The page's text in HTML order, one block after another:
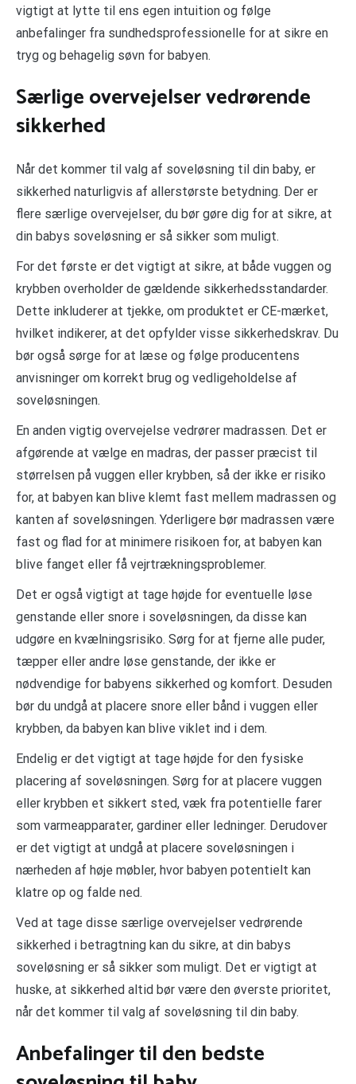
vigtigt at lytte til ens egen intuition og følge
anbefalinger fra sundhedsprofessionelle for at sikre en
tryg og behagelig søvn for babyen.
Særlige overvejelser vedrørende
sikkerhed
Når det kommer til valg af soveløsning til din baby, er
sikkerhed naturligvis af allerstørste betydning. Der er
flere særlige overvejelser, du bør gøre dig for at sikre, at
din babys soveløsning er så sikker som muligt.
For det første er det vigtigt at sikre, at både vuggen og
krybben overholder de gældende sikkerhedsstandarder.
Dette inkluderer at tjekke, om produktet er CE-mærket,
hvilket indikerer, at det opfylder visse sikkerhedskrav. Du
bør også sørge for at læse og følge producentens
anvisninger om korrekt brug og vedligeholdelse af
soveløsningen.
En anden vigtig overvejelse vedrører madrassen. Det er
afgørende at vælge en madras, der passer præcist til
størrelsen på vuggen eller krybben, så der ikke er risiko
for, at babyen kan blive klemt fast mellem madrassen og
kanten af soveløsningen. Yderligere bør madrassen være
fast og flad for at minimere risikoen for, at babyen kan
blive fanget eller få vejrtrækningsproblemer.
Det er også vigtigt at tage højde for eventuelle løse
genstande eller snore i soveløsningen, da disse kan
udgøre en kvælningsrisiko. Sørg for at fjerne alle puder,
tæpper eller andre løse genstande, der ikke er
nødvendige for babyens sikkerhed og komfort. Desuden
bør du undgå at placere snore eller bånd i vuggen eller
krybben, da babyen kan blive viklet ind i dem.
Endelig er det vigtigt at tage højde for den fysiske
placering af soveløsningen. Sørg for at placere vuggen
eller krybben et sikkert sted, væk fra potentielle farer
som varmeapparater, gardiner eller ledninger. Derudover
er det vigtigt at undgå at placere soveløsningen i
nærheden af høje møbler, hvor babyen potentielt kan
klatre op og falde ned.
Ved at tage disse særlige overvejelser vedrørende
sikkerhed i betragtning kan du sikre, at din babys
soveløsning er så sikker som muligt. Det er vigtigt at
huske, at sikkerhed altid bør være den øverste prioritet,
når det kommer til valg af soveløsning til din baby.
Anbefalinger til den bedste